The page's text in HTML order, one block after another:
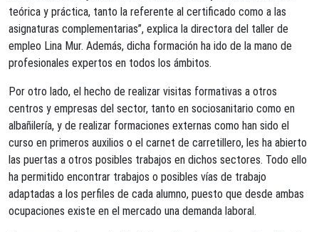
teórica y práctica, tanto la referente al certificado como a las
asignaturas complementarias”, explica la directora del taller de
empleo Lina Mur. Además, dicha formación ha ido de la mano de
profesionales expertos en todos los ámbitos.
Por otro lado, el hecho de realizar visitas formativas a otros
centros y empresas del sector, tanto en sociosanitario como en
albañilería, y de realizar formaciones externas como han sido el
curso en primeros auxilios o el carnet de carretillero, les ha abierto
las puertas a otros posibles trabajos en dichos sectores. Todo ello
ha permitido encontrar trabajos o posibles vías de trabajo
adaptadas a los perfiles de cada alumno, puesto que desde ambas
ocupaciones existe en el mercado una demanda laboral.